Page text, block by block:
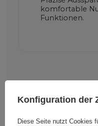
komfortable
Funktionen.
Cena
Konfiguration der
Diese Seite nutzt Cookies